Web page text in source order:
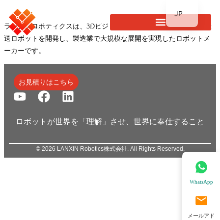
ランシンロボティクスは、3Dビジョンセンシングを搭載した自律搬
送ロボットを開発し、製造業で大規模な展開を実現したロボットメ
ーカーです。
お見積りはこちら
ロボットが世界を「理解」させ、世界に奉仕すること
© 2026 LANXIN Robotics株式会社. All Rights Reserved.
WhatsApp
メールアド
JP
EN
DE